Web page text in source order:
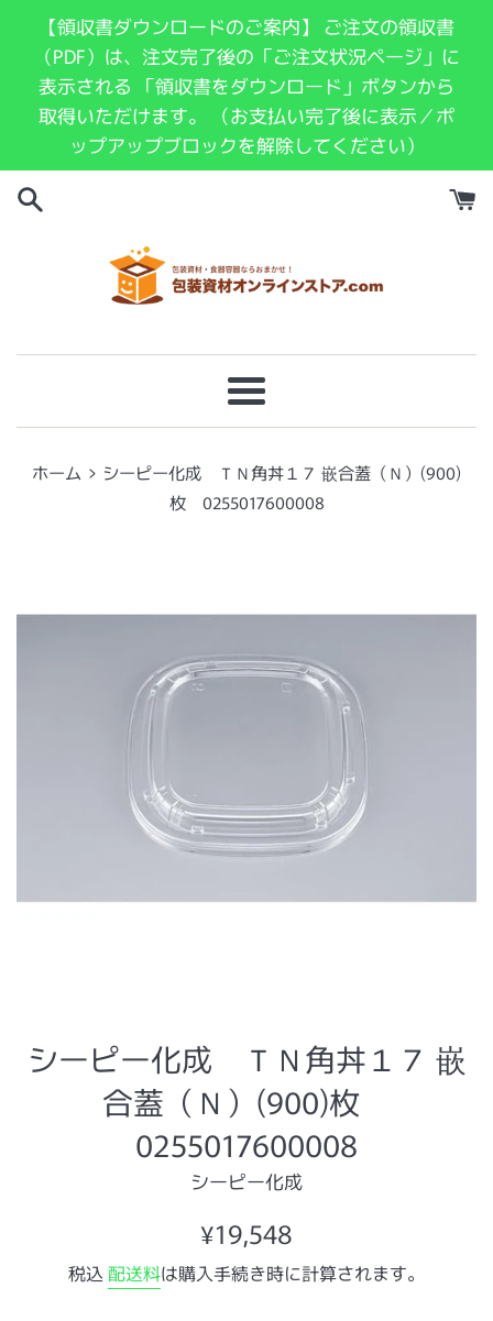
【領収書ダウンロードのご案内】 ご注文の領収書
（PDF）は、注文完了後の「ご注文状況ページ」に
表示される 「領収書をダウンロード」ボタンから
取得いただけます。 （お支払い完了後に表示／ポ
ップアップブロックを解除してください）
メ
ニ
ュ
ー
ホーム › シーピー化成 ＴＮ角丼１７ 嵌合蓋（Ｎ）(900)
枚 0255017600008
シーピー化成 ＴＮ角丼１７ 嵌
合蓋（Ｎ）(900)枚
0255017600008
シーピー化成
通
価
¥19,548
税込 配送料は購入手続き時に計算されます。